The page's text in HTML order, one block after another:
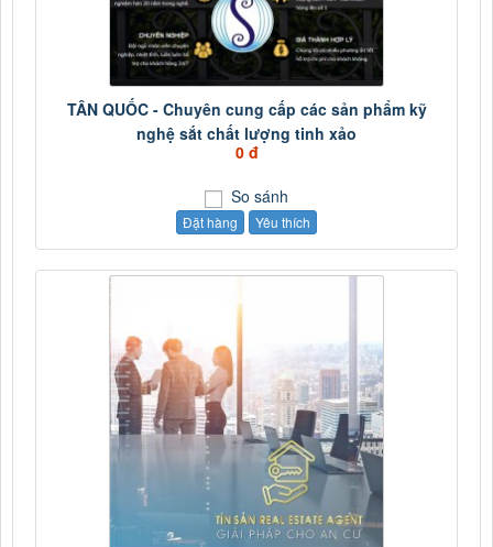
TÂN QUỐC - Chuyên cung cấp các sản phẩm kỹ
nghệ sắt chất lượng tinh xảo
0 đ
So sánh
Đặt hàng Yêu thích